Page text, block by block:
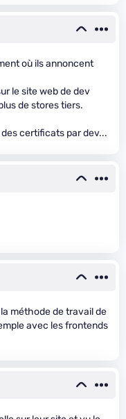
où ils annoncent
le site web de dev
de stores tiers.
des certificats par dev...
méthode de travail de
avec les frontends